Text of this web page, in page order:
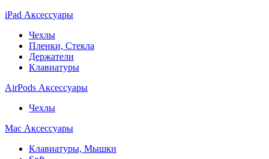
iPad Аксессуары
Чехлы
Пленки, Стекла
Держатели
Клавиатуры
AirPods Аксессуары
Чехлы
Mac Аксессуары
Клавиатуры, Мышки